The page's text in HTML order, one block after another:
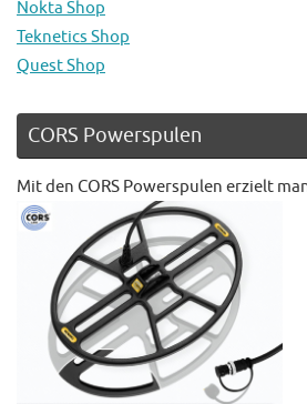
Nokta Shop
Teknetics Shop
Quest Shop
CORS Powerspulen
Mit den CORS Powerspulen erzielt